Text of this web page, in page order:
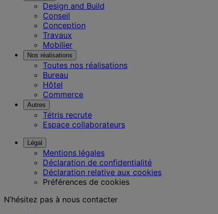
Design and Build
Conseil
Conception
Travaux
Mobilier
Nos réalisations
Toutes nos réalisations
Bureau
Hôtel
Commerce
Autres
Tétris recrute
Espace collaborateurs
Légal
Mentions légales
Déclaration de confidentialité
Déclaration relative aux cookies
Préférences de cookies
N’hésitez pas à nous contacter